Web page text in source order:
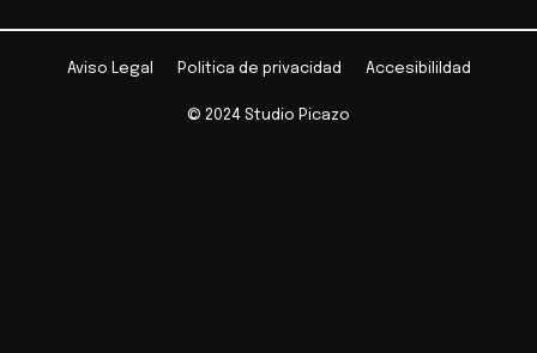
© 2024 Studio Picazo
Aviso Legal Politica de privacidad Accesibilildad